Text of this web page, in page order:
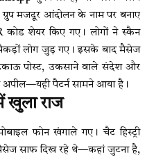
मजदूर आंदोलन के नाम पर बनाए
कोड शेयर किए गए। लोगों ने स्कैन
लोग जुड़ गए। इसके बाद मैसेज
पोस्ट, उकसाने वाले संदेश और
अपील—यही पैटर्न सामने आया है।
खुला राज
फोन खंगाले गए। चैट हिस्ट्री
साफ दिख रहे थे—कहां जुटना है,